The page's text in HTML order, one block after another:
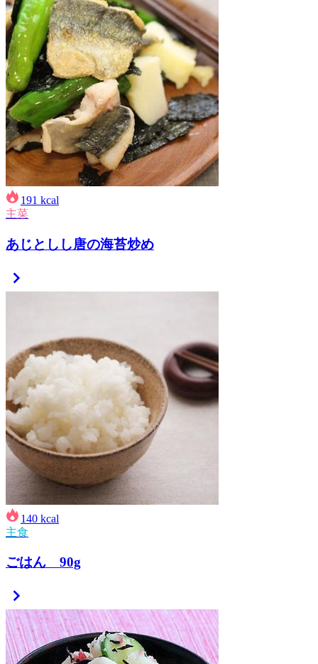
191 kcal
主菜
あじとしし唐の海苔炒め
140 kcal
主食
ごはん 90g